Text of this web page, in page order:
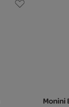
Monini